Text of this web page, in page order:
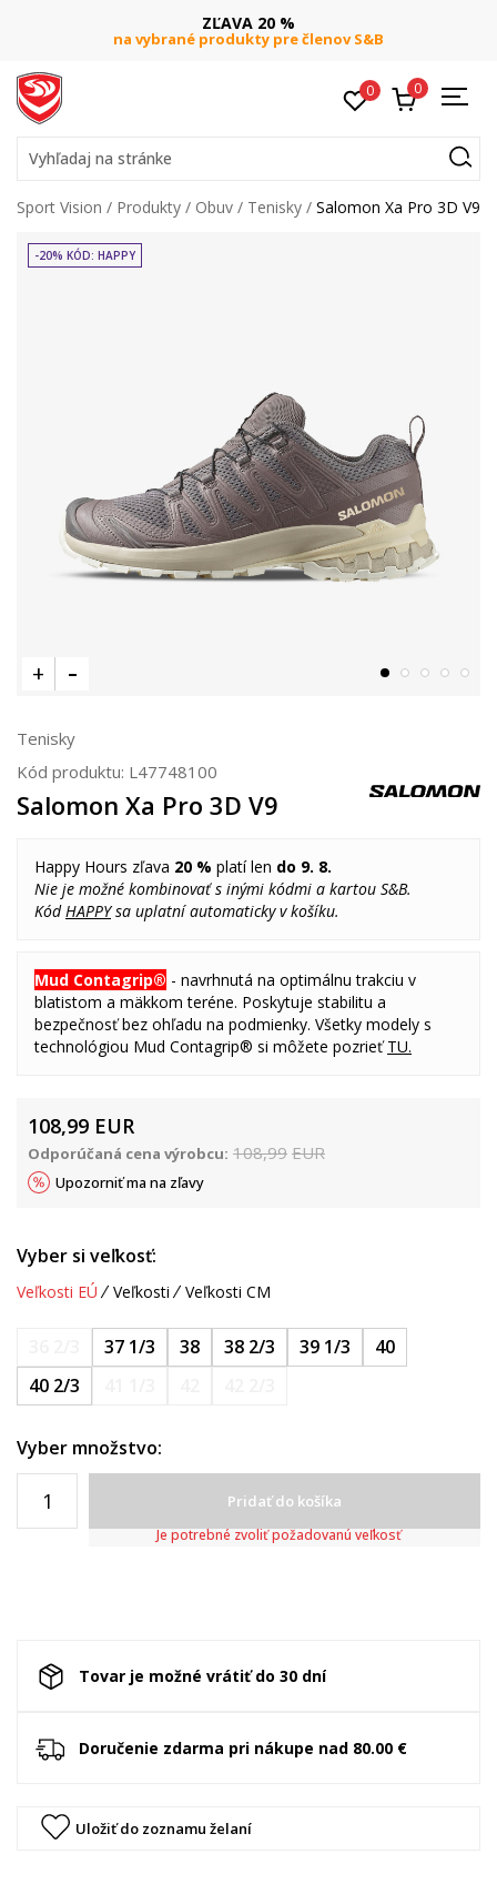
ZĽAVA 20 %
na vybrané produkty pre členov S&B
0 0
Vyhľadaj na stránke
Sport Vision Produkty Obuv Tenisky Salomon Xa Pro 3D V9
-20% KÓD: HAPPY
Tenisky
Kód produktu: L47748100
Salomon Xa Pro 3D V9
Happy Hours zľava 20 % platí len do 9. 8.
Nie je možné kombinovať s inými kódmi a kartou S&B.
KódHAPPYsa uplatní automaticky v košíku.
Mud Contagrip® - navrhnutá na optimálnu trakciu v
blatistom a mäkkom teréne. Poskytuje stabilitu a
bezpečnosť bez ohľadu na podmienky. Všetky modely s
technológiou Mud Contagrip® si môžete pozrieťTU.
108,99 EUR
Odporúčaná cena výrobcu: 108,99 EUR
Upozorniť ma na zľavy
Vyber si veľkosť:
Veľkosti EÚ Veľkosti Veľkosti CM
37 1/3 38 38 2/3 39 1/3
40
40 2/3
Vyber množstvo:
Pridať do košíka
Je potrebné zvoliť požadovanú veľkosť
Tovar je možné vrátiť do 30 dní
Doručenie zdarma pri nákupe nad 80.00 €
Uložiť do zoznamu želaní